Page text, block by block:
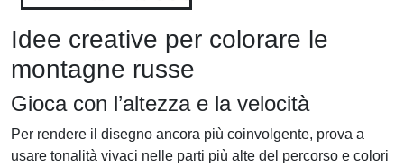
Idee creative per colorare le
montagne russe
Gioca con l’altezza e la velocità
Per rendere il disegno ancora più coinvolgente, prova a
usare tonalità vivaci nelle parti più alte del percorso e colori